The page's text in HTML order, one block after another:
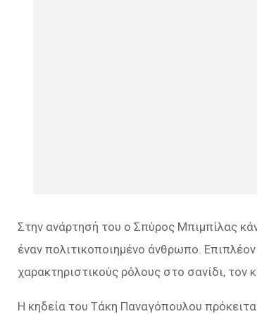
Στην ανάρτησή του ο Σπύρος Μπιμπίλας
έναν πολιτικοποιημένο άνθρωπο.
χαρακτηριστικούς ρόλους στο σανίδι, τον
Η κηδεία του Τάκη Παναγόπουλου